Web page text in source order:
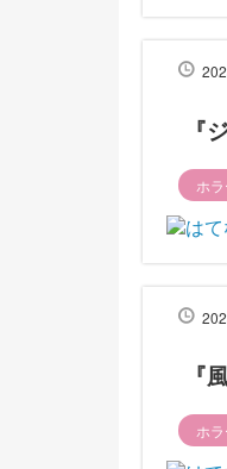
『
ホ
『
ホ